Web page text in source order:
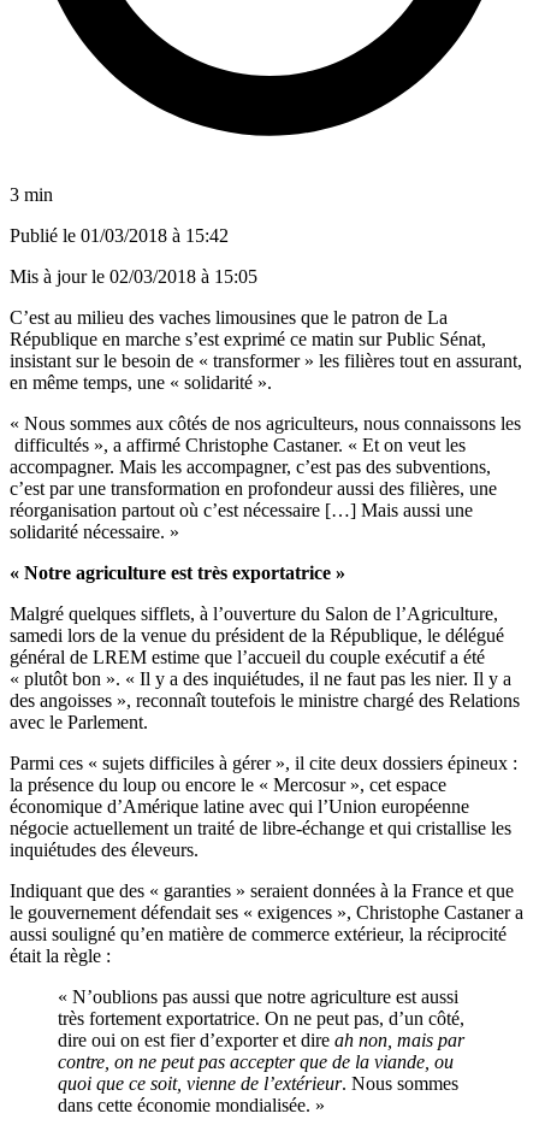
3 min
Publié le 01/03/2018 à 15:42
Mis à jour le 02/03/2018 à 15:05
C’est au milieu des vaches limousines que le patron de La
République en marche s’est exprimé ce matin sur Public Sénat,
insistant sur le besoin de « transformer » les filières tout en assurant,
en même temps, une « solidarité ».
« Nous sommes aux côtés de nos agriculteurs, nous connaissons les
difficultés », a affirmé Christophe Castaner. « Et on veut les
accompagner. Mais les accompagner, c’est pas des subventions,
c’est par une transformation en profondeur aussi des filières, une
réorganisation partout où c’est nécessaire […] Mais aussi une
solidarité nécessaire. »
« Notre agriculture est très exportatrice »
Malgré quelques sifflets, à l’ouverture du Salon de l’Agriculture,
samedi lors de la venue du président de la République, le délégué
général de LREM estime que l’accueil du couple exécutif a été
« plutôt bon ». « Il y a des inquiétudes, il ne faut pas les nier. Il y a
des angoisses », reconnaît toutefois le ministre chargé des Relations
avec le Parlement.
Parmi ces « sujets difficiles à gérer », il cite deux dossiers épineux :
la présence du loup ou encore le « Mercosur », cet espace
économique d’Amérique latine avec qui l’Union européenne
négocie actuellement un traité de libre-échange et qui cristallise les
inquiétudes des éleveurs.
Indiquant que des « garanties » seraient données à la France et que
le gouvernement défendait ses « exigences », Christophe Castaner a
aussi souligné qu’en matière de commerce extérieur, la réciprocité
était la règle :
« N’oublions pas aussi que notre agriculture est aussi
très fortement exportatrice. On ne peut pas, d’un côté,
dire oui on est fier d’exporter et dire ah non, mais par
contre, on ne peut pas accepter que de la viande, ou
quoi que ce soit, vienne de l’extérieur. Nous sommes
dans cette économie mondialisée. »